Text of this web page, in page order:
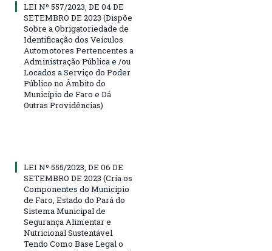
LEI Nº 557/2023, DE 04 DE
SETEMBRO DE 2023 (Dispõe
Sobre a Obrigatoriedade de
Identificação dos Veículos
Automotores Pertencentes a
Administração Pública e /ou
Locados a Serviço do Poder
Público no Âmbito do
Município de Faro e Dá
Outras Providências)
LEI Nº 555/2023, DE 06 DE
SETEMBRO DE 2023 (Cria os
Componentes do Município
de Faro, Estado do Pará do
Sistema Municipal de
Segurança Alimentar e
Nutricional Sustentável
Tendo Como Base Legal o